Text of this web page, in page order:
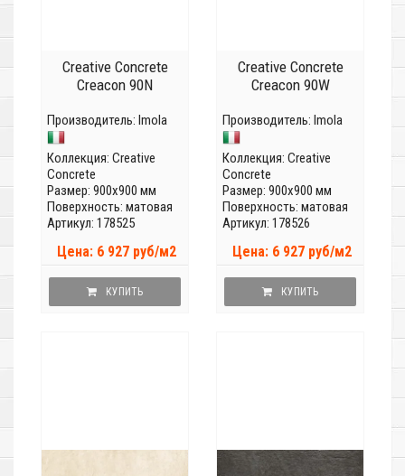
Creative Concrete
Creacon 90N
Производитель: Imola
Коллекция: Creative
Concrete
Размер: 900x900 мм
Поверхность: матовая
Артикул: 178525
Цена: 6 927 руб/м2
КУПИТЬ
Creative Concrete
Creacon 90W
Производитель: Imola
Коллекция: Creative
Concrete
Размер: 900x900 мм
Поверхность: матовая
Артикул: 178526
Цена: 6 927 руб/м2
КУПИТЬ